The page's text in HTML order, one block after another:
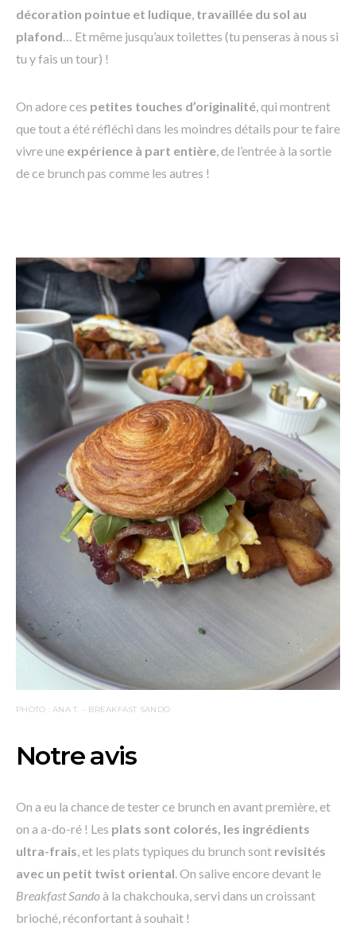
décoration pointue et ludique, travaillée du sol au
plafond… Et même jusqu’aux toilettes (tu penseras à nous si
tu y fais un tour) !
On adore ces petites touches d’originalité, qui montrent
que tout a été réfléchi dans les moindres détails pour te faire
vivre une expérience à part entière, de l’entrée à la sortie
de ce brunch pas comme les autres !
PHOTO : ANA T. – BREAKFAST SANDO
Notre avis
On a eu la chance de tester ce brunch en avant première, et
on a a-do-ré ! Les plats sont colorés, les ingrédients
ultra-frais, et les plats typiques du brunch sont revisités
avec un petit twist oriental. On salive encore devant le
Breakfast Sandoà la chakchouka, servi dans un croissant
brioché, réconfortant à souhait !